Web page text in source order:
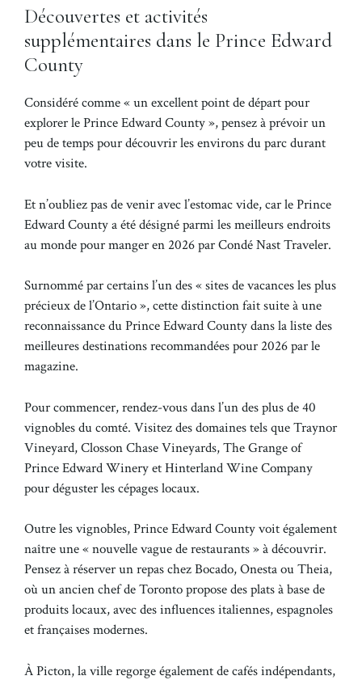
Découvertes et activités
supplémentaires dans le Prince Edward
County
Considéré comme « un excellent point de départ pour
explorer le Prince Edward County », pensez à prévoir un
peu de temps pour découvrir les environs du parc durant
votre visite.
Et n’oubliez pas de venir avec l’estomac vide, car le Prince
Edward County a été désigné parmi les meilleurs endroits
au monde pour manger en 2026 par Condé Nast Traveler.
Surnommé par certains l’un des « sites de vacances les plus
précieux de l’Ontario », cette distinction fait suite à une
reconnaissance du Prince Edward County dans la liste des
meilleures destinations recommandées pour 2026 par le
magazine.
Pour commencer, rendez-vous dans l’un des plus de 40
vignobles du comté. Visitez des domaines tels que Traynor
Vineyard, Closson Chase Vineyards, The Grange of
Prince Edward Winery et Hinterland Wine Company
pour déguster les cépages locaux.
Outre les vignobles, Prince Edward County voit également
naître une « nouvelle vague de restaurants » à découvrir.
Pensez à réserver un repas chez Bocado, Onesta ou Theia,
où un ancien chef de Toronto propose des plats à base de
produits locaux, avec des influences italiennes, espagnoles
et françaises modernes.
À Picton, la ville regorge également de cafés indépendants,